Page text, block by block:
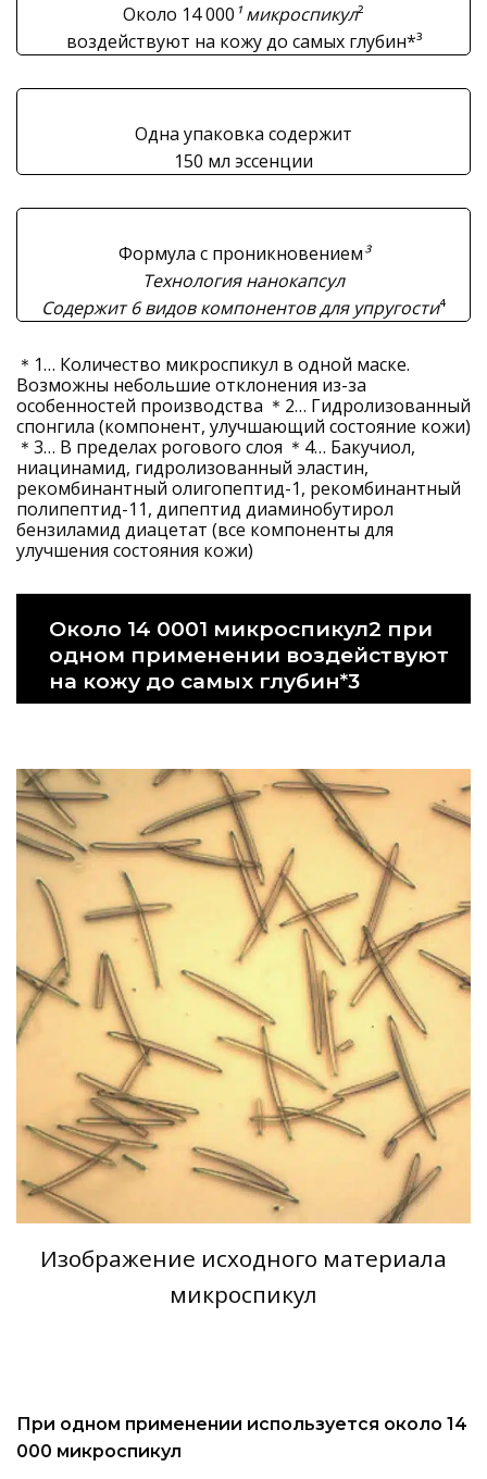
Около 14 000¹ микроспикул²
воздействуют на кожу до самых глубин*³
Одна упаковка содержит
150 мл эссенции
Формула с проникновением³
Технология нанокапсул
Содержит 6 видов компонентов для упругости⁴
＊1… Количество микроспикул в одной маске.
Возможны небольшие отклонения из-за
особенностей производства ＊2… Гидролизованный
спонгила (компонент, улучшающий состояние кожи)
＊3… В пределах рогового слоя ＊4… Бакучиол,
ниацинамид, гидролизованный эластин,
рекомбинантный олигопептид-1, рекомбинантный
полипептид-11, дипептид диаминобутирол
бензиламид диацетат (все компоненты для
улучшения состояния кожи)
Около 14 0001 микроспикул2 при
одном применении воздействуют
на кожу до самых глубин*3
Изображение исходного материала
микроспикул
При одном применении используется около 14
000 микроспикул